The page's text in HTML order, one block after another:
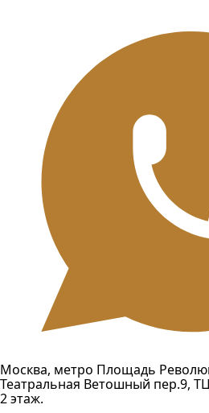
Москва, метро Площадь
Театральная Ветошный пер.9,
2 этаж.